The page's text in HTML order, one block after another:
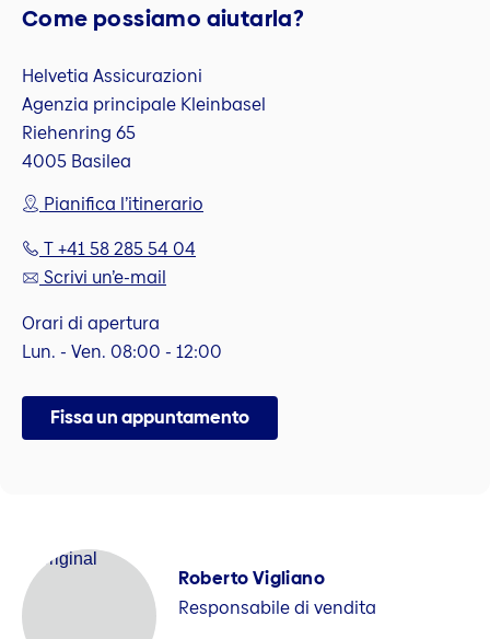
Come possiamo aiutarla?
Helvetia Assicurazioni
Agenzia principale Kleinbasel
Riehenring 65
4005 Basilea
Pianifica l’itinerario
T +41 58 285 54 04
Scrivi un’e-mail
Orari di apertura
Lun. - Ven. 08:00 - 12:00
Fissa un appuntamento
Roberto Vigliano
Responsabile di vendita